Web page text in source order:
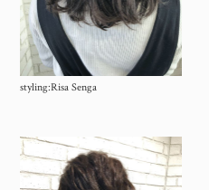
styling:Risa Senga